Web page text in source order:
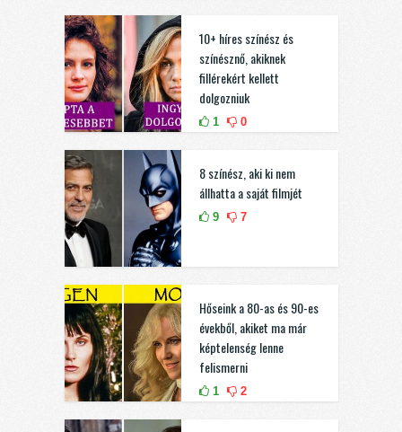
10+ híres színész és
színésznő, akiknek
fillérekért kellett
dolgozniuk
1 0
8 színész, aki ki nem
állhatta a saját filmjét
9 7
Hőseink a 80-as és 90-es
évekből, akiket ma már
képtelenség lenne
felismerni
1 2